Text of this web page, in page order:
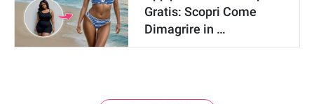
Gratis: Scopri Come
Dimagrire in …